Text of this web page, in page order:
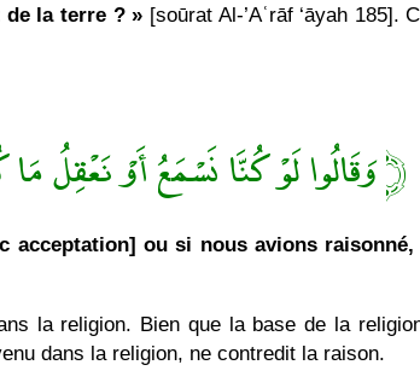
la terre ? » [soūrat Al-’Aʿrāf ‘āyah 185].
﴿ وَقَالُوا لَوْ كُنَّا نَسْمَعُ أَوْ نَعْقِلُ
ou si nous avions
la religion. Bien que la base de la
dans la religion, ne contredit la raison.